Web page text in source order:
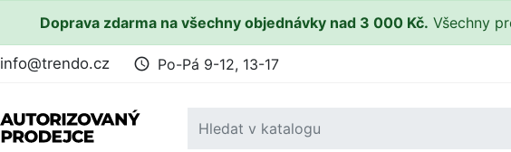
Doprava zdarma na všechny objednávky nad 3 000 Kč. Všechny
info@trendo.cz access_time Po-Pá 9-12, 13-17